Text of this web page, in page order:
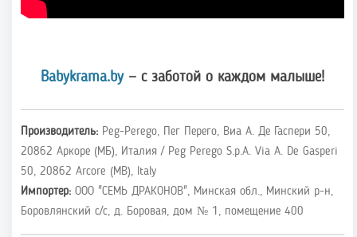
Babykrama.by— с заботой о каждом малыше!
Производитель: Peg-Perego, Пег Перего, Виа А. Де Гаспери 50,
20862 Аркоре (МБ), Италия / Peg Perego S.p.A. Via A. De Gasperi
50, 20862 Arcore (MB), Italy
Импортер: ООО "СЕМЬ ДРАКОНОВ", Минская обл., Минский р-н,
Боровлянский с/с, д. Боровая, дом № 1, помещение 400